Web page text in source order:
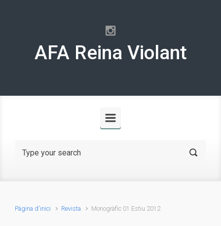
AFA Reina Violant
Pàgina d'inici Revista Monogràfic 01 Estiu 2012